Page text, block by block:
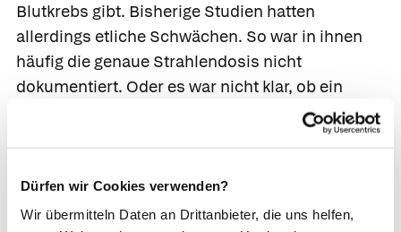
Dürfen wir Cookies verwenden?
Wir übermitteln Daten an Drittanbieter, die uns helfen,
Blutkrebs gibt. Bisherige Studien hatten
allerdings etliche Schwächen. So war in ihnen
häufig die genaue Strahlendosis nicht
dokumentiert. Oder es war nicht klar, ob ein
erhöhte Krebsrisiko auf eine andere Ursache
Große internationale Studie mit
fast 900 000